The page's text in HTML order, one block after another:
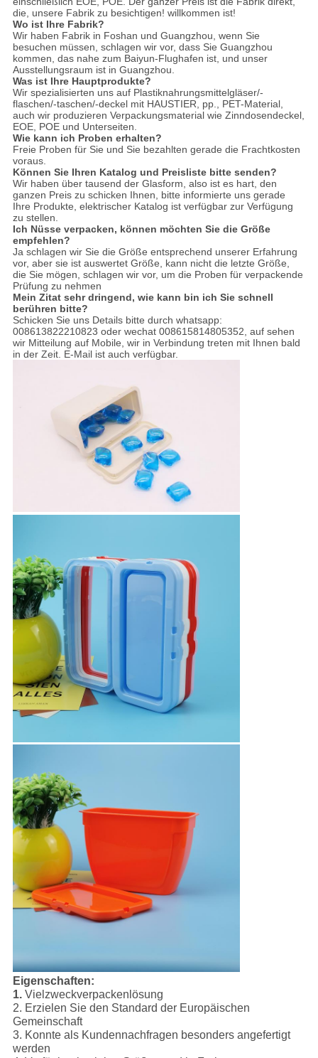
die, unsere Fabrik zu besichtigen! willkommen ist!
Wo ist Ihre Fabrik?
Wir haben Fabrik in Foshan und Guangzhou, wenn Sie
besuchen müssen, schlagen wir vor, dass Sie Guangzhou
kommen, das nahe zum Baiyun-Flughafen ist, und unser
Ausstellungsraum ist in Guangzhou.
Was ist Ihre Hauptprodukte?
Wir spezialisierten uns auf Plastiknahrungsmittelgläser/-
flaschen/-taschen/-deckel mit HAUSTIER, pp., PET-Material,
auch wir produzieren Verpackungsmaterial wie Zinndosendeckel,
EOE, POE und Unterseiten.
Wie kann ich Proben erhalten?
Freie Proben für Sie und Sie bezahlten gerade die Frachtkosten
voraus.
Können Sie Ihren Katalog und Preisliste bitte senden?
Wir haben über tausend der Glasform, also ist es hart, den
ganzen Preis zu schicken Ihnen, bitte informierte uns gerade
Ihre Produkte, elektrischer Katalog ist verfügbar zur Verfügung
zu stellen.
Ich Nüsse verpacken, können möchten Sie die Größe
empfehlen?
Ja schlagen wir Sie die Größe entsprechend unserer Erfahrung
vor, aber sie ist auswertet Größe, kann nicht die letzte Größe,
die Sie mögen, schlagen wir vor, um die Proben für verpackende
Prüfung zu nehmen
Mein Zitat sehr dringend, wie kann bin ich Sie schnell
berühren bitte?
Schicken Sie uns Details bitte durch whatsapp:
008613822210823 oder wechat 008615814805352, auf sehen
wir Mitteilung auf Mobile, wir in Verbindung treten mit Ihnen bald
in der Zeit. E-Mail ist auch verfügbar.
Eigenschaften:
1. Vielzweckverpackenlösung
2. Erzielen Sie den Standard der Europäischen
Gemeinschaft
3. Konnte als Kundennachfragen besonders angefertigt
werden